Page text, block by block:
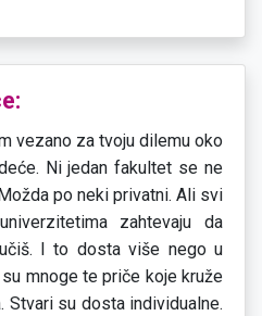
vezano za tvoju dilemu oko
Ni jedan fakultet se ne
po neki privatni. Ali svi
zahtevaju da
I to dosta više nego u
mnoge te priče koje kruže
Stvari su dosta individualne.